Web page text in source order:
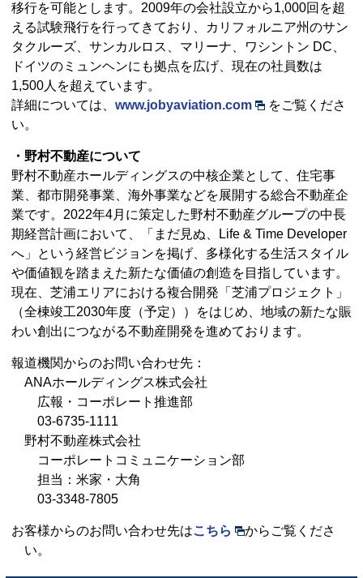
移行を可能とします。2009年の会社設立から1,000回を超
える試験飛行を行ってきており、カリフォルニア州のサン
タクルーズ、サンカルロス、マリーナ、ワシントン DC、
ドイツのミュンヘンにも拠点を広げ、現在の社員数は
1,500人を超えています。
詳細については、 www.jobyaviation.com
をご覧くださ
い。
・野村不動産について
野村不動産ホールディングスの中核企業として、住宅事
業、都市開発事業、海外事業などを展開する総合不動産企
業です。2022年4月に策定した野村不動産グループの中長
期経営計画において、「まだ見ぬ、Life & Time Developer
へ」という経営ビジョンを掲げ、多様化する生活スタイル
や価値観を踏まえた新たな価値の創造を目指しています。
現在、芝浦エリアにおける複合開発「芝浦プロジェクト」
（全棟竣工2030年度（予定））をはじめ、地域の新たな賑
わい創出につながる不動産開発を進めております。
報道機関からのお問い合わせ先：
ANAホールディングス株式会社
広報・コーポレート推進部
03-6735-1111
野村不動産株式会社
コーポレートコミュニケーション部
担当：米家・大角
03-3348-7805
お客様からのお問い合わせ先はこちら
からご覧くださ
い。